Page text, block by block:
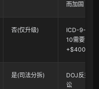
而加固
否(仅升级)
ICD-
10需要10年
+$400B
是(司法分拆)
DOJ反垄断
讼